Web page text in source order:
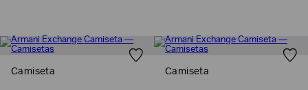
Camiseta Camiseta